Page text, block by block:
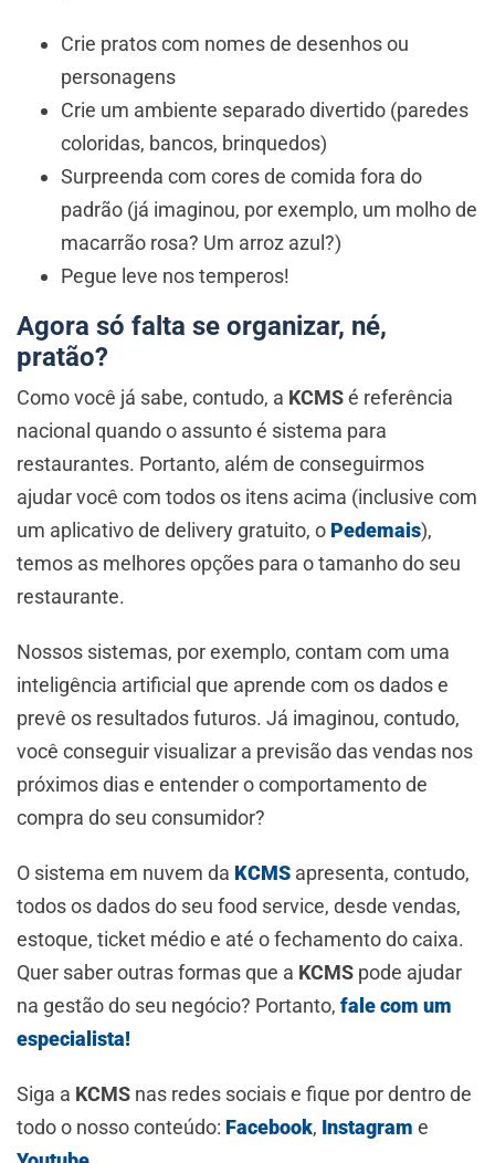
Crie pratos com nomes de desenhos ou
personagens
Crie um ambiente separado divertido (paredes
coloridas, bancos, brinquedos)
Surpreenda com cores de comida fora do
padrão (já imaginou, por exemplo, um molho de
macarrão rosa? Um arroz azul?)
Pegue leve nos temperos!
Agora só falta se organizar, né,
pratão?
Como você já sabe, contudo, a KCMSé referência
nacional quando o assunto é sistema para
restaurantes. Portanto, além de conseguirmos
ajudar você com todos os itens acima (inclusive com
um aplicativo de delivery gratuito, o Pedemais),
temos as melhores opções para o tamanho do seu
restaurante.
Nossos sistemas, por exemplo, contam com uma
inteligência artificial que aprende com os dados e
prevê os resultados futuros. Já imaginou, contudo,
você conseguir visualizar a previsão das vendas nos
próximos dias e entender o comportamento de
compra do seu consumidor?
O sistema em nuvem da KCMS apresenta, contudo,
todos os dados do seu food service, desde vendas,
estoque, ticket médio e até o fechamento do caixa.
Quer saber outras formas que a KCMS pode ajudar
na gestão do seu negócio? Portanto, fale com um
especialista!
Siga a KCMS nas redes sociais e fique por dentro de
todo o nosso conteúdo: Facebook, Instagram e